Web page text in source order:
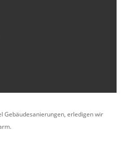
Gebäudesanierungen, erledigen wir